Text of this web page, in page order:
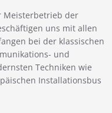
Meisterbetrieb der
uns mit allen
bei der klassischen
und
Techniken wie
Installationsbus